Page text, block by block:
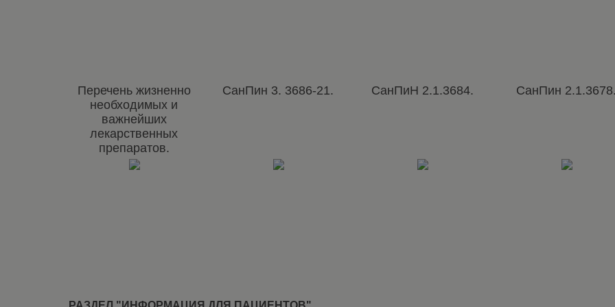
Перечень жизненно
необходимых и
важнейших
лекарственных
препаратов.
СанПин 3. 3686-21. СанПиН 2.1.3684. СанПин